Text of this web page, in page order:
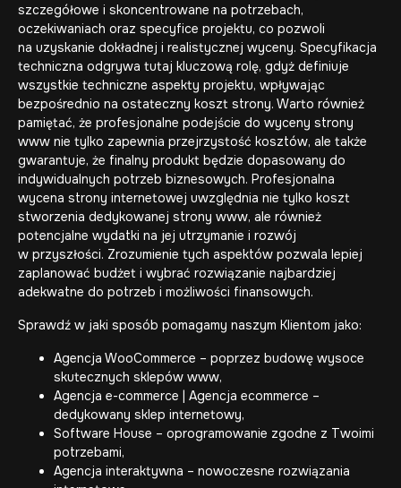
szczegółowe i skoncentrowane na potrzebach,
oczekiwaniach oraz specyfice projektu, co pozwoli
na uzyskanie dokładnej i realistycznej wyceny. Specyfikacja
techniczna odgrywa tutaj kluczową rolę, gdyż definiuje
wszystkie techniczne aspekty projektu, wpływając
bezpośrednio na ostateczny koszt strony. Warto również
pamiętać, że profesjonalne podejście do wyceny strony
www nie tylko zapewnia przejrzystość kosztów, ale także
gwarantuje, że finalny produkt będzie dopasowany do
indywidualnych potrzeb biznesowych. Profesjonalna
wycena strony internetowej uwzględnia nie tylko koszt
stworzenia dedykowanej strony www, ale również
potencjalne wydatki na jej utrzymanie i rozwój
w przyszłości. Zrozumienie tych aspektów pozwala lepiej
zaplanować budżet i wybrać rozwiązanie najbardziej
adekwatne do potrzeb i możliwości finansowych.
Sprawdź w jaki sposób pomagamy naszym Klientom jako:
Agencja WooCommerce – poprzez budowę wysoce
skutecznych sklepów www,
Agencja e-commerce | Agencja ecommerce –
dedykowany sklep internetowy,
Software House – oprogramowanie zgodne z Twoimi
potrzebami,
Agencja interaktywna – nowoczesne rozwiązania